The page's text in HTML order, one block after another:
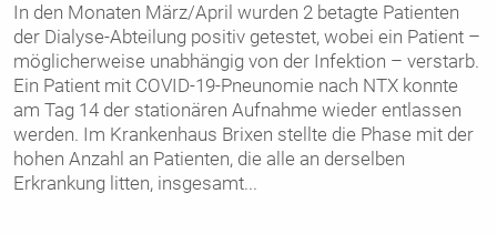
In den Monaten März/April wurden 2 betagte Patienten
der Dialyse-Abteilung positiv getestet, wobei ein Patient –
möglicherweise unabhängig von der Infektion – verstarb.
Ein Patient mit COVID-19-Pneunomie nach NTX konnte
am Tag 14 der stationären Aufnahme wieder entlassen
werden. Im Krankenhaus Brixen stellte die Phase mit der
hohen Anzahl an Patienten, die alle an ­derselben
Erkrankung litten, insgesamt...